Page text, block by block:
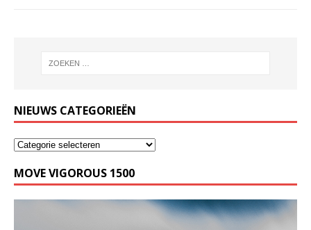
NIEUWS CATEGORIEËN
MOVE VIGOROUS 1500